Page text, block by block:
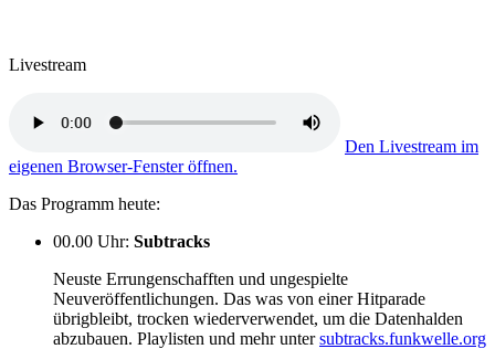
Livestream
Den Livestream im
eigenen Browser-Fenster öffnen.
Das Programm heute:
00.00 Uhr: Subtracks
Neuste Errungenschafften und ungespielte
Neuveröffentlichungen. Das was von einer Hitparade
übrigbleibt, trocken wiederverwendet, um die Datenhalden
abzubauen. Playlisten und mehr untersubtracks.funkwelle.org